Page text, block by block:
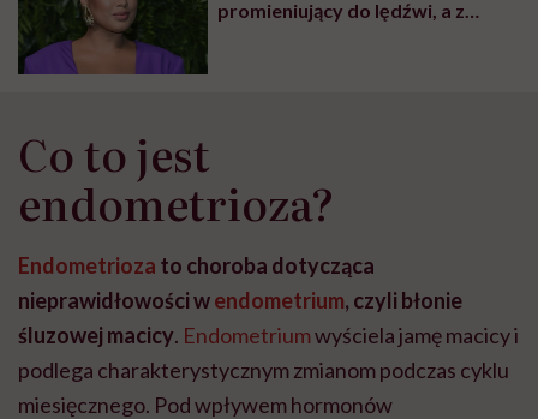
promieniujący do lędźwi, a z
Co to jest
endometrioza?
Endometrioza to choroba dotycząca
nieprawidłowości wendometrium, czyli błonie
śluzowej macicy. Endometriumwyściela jamę macicy i
podlega charakterystycznym zmianom podczas cyklu
miesięcznego. Pod wpływem hormonów